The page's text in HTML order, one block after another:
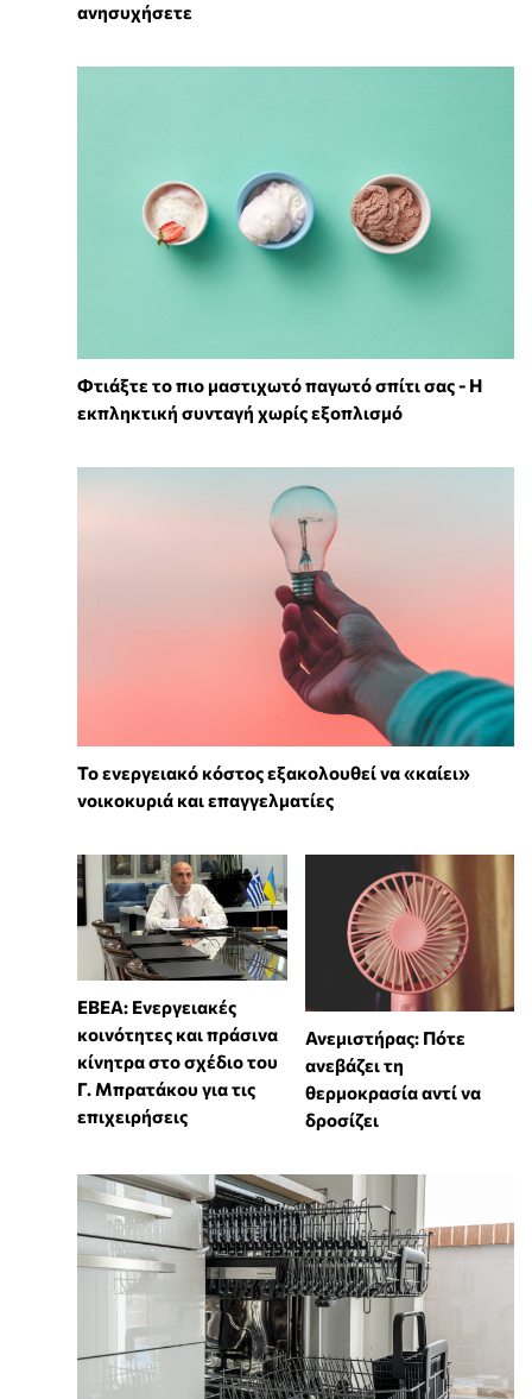
ανησυχήσετε
Φτιάξτε το πιο μαστιχωτό παγωτό σπίτι σας - Η
εκπληκτική συνταγή χωρίς εξοπλισμό
Το ενεργειακό κόστος εξακολουθεί να «καίει»
νοικοκυριά και επαγγελματίες
ΕΒΕΑ: Ενεργειακές
κοινότητες και πράσινα
κίνητρα στο σχέδιο του
Γ. Μπρατάκου για τις
επιχειρήσεις
Ανεμιστήρας: Πότε
ανεβάζει τη
θερμοκρασία αντί να
δροσίζει